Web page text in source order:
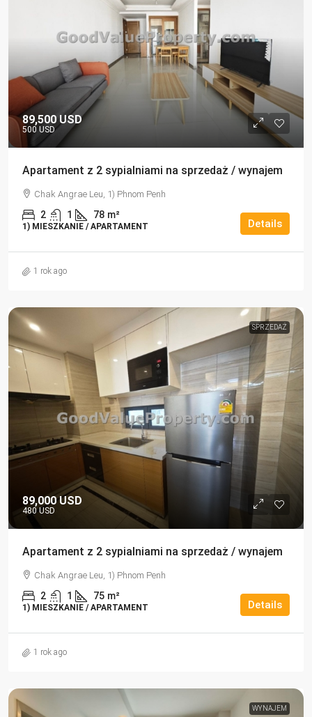
89,500 USD
500 USD
Apartament z 2 sypialniami na sprzedaż / wynajem
Chak Angrae Leu, 1) Phnom Penh
2 1 78 m²
1) MIESZKANIE / APARTAMENT Details
1 rok ago
SPRZEDAŻ
89,000 USD
480 USD
Apartament z 2 sypialniami na sprzedaż / wynajem
Chak Angrae Leu, 1) Phnom Penh
2 1 75 m²
1) MIESZKANIE / APARTAMENT Details
1 rok ago
WYNAJEM